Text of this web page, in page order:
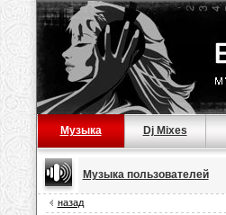
Музыка Dj Mixes
Музыка пользователей
назад